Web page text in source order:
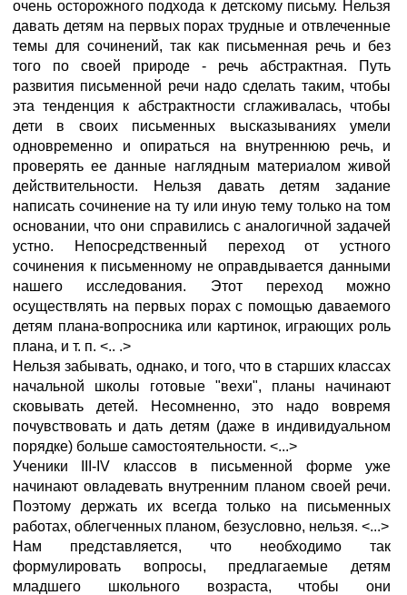
очень осторожного подхода к детскому письму. Нельзя
давать детям на первых порах трудные и отвлеченные
темы для сочинений, так как письменная речь и без
того по своей природе - речь абстрактная. Путь
развития письменной речи надо сделать таким, чтобы
эта тенденция к абстрактности сглаживалась, чтобы
дети в своих письменных высказываниях умели
одновременно и опираться на внутреннюю речь, и
проверять ее данные наглядным материалом живой
действительности. Нельзя давать детям задание
написать сочинение на ту или иную тему только на том
основании, что они справились с аналогичной задачей
устно. Непосредственный переход от устного
сочинения к письменному не оправдывается данными
нашего исследования. Этот переход можно
осуществлять на первых порах с помощью даваемого
детям плана-вопросника или картинок, играющих роль
плана, и т. п. <.. .>
Нельзя забывать, однако, и того, что в старших классах
начальной школы готовые "вехи", планы начинают
сковывать детей. Несомненно, это надо вовремя
почувствовать и дать детям (даже в индивидуальном
порядке) больше самостоятельности. <...>
Ученики III-IV классов в письменной форме уже
начинают овладевать внутренним планом своей речи.
Поэтому держать их всегда только на письменных
работах, облегченных планом, безусловно, нельзя. <...>
Нам представляется, что необходимо так
формулировать вопросы, предлагаемые детям
младшего школьного возраста, чтобы они